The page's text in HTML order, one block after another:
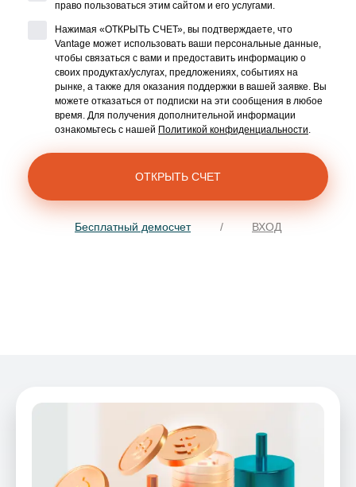
право пользоваться этим сайтом и его услугами.
Нажимая «ОТКРЫТЬ СЧЕТ», вы подтверждаете, что
Vantage может использовать ваши персональные данные,
чтобы связаться с вами и предоставить информацию о
своих продуктах/услугах, предложениях, событиях на
рынке, а также для оказания поддержки в вашей заявке. Вы
можете отказаться от подписки на эти сообщения в любое
время. Для получения дополнительной информации
ознакомьтесь с нашей Политикой конфиденциальности.
ОТКРЫТЬ СЧЕТ
Бесплатный демосчет / ВХОД